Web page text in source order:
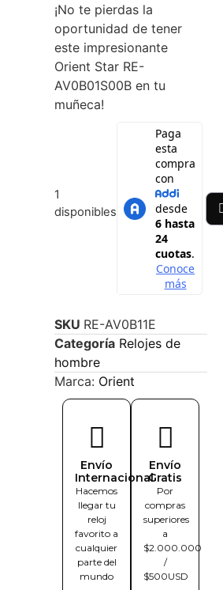
¡No te pierdas la
oportunidad de tener
este impresionante
Orient Star RE-
AV0B01S00B en tu
muñeca!
1
disponibles
SKU RE-AV0B11E
Categoría Relojes de
hombre
Marca: Orient
Envío
Internacional
Hacemos
llegar tu
reloj
favorito a
cualquier
parte del
mundo
Envío
Gratis
Por
compras
superiores
a
$2.000.000
/
$500USD